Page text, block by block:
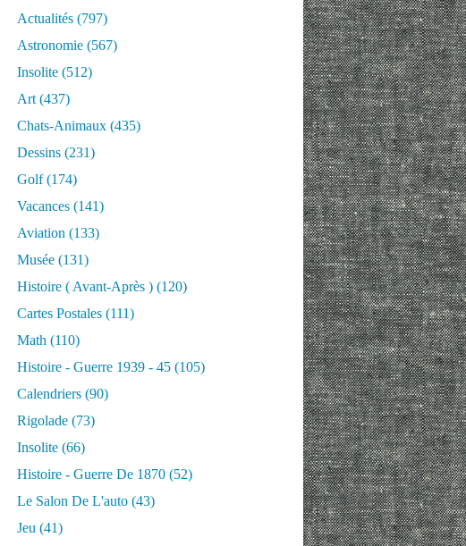
Actualités (797)
Astronomie (567)
Insolite (512)
Art (437)
Chats-Animaux (435)
Dessins (231)
Golf(174)
Vacances (141)
Aviation (133)
Musée (131)
Histoire ( Avant-Après ) (120)
Cartes Postales (111)
Math (110)
Histoire - Guerre 1939 - 45 (105)
Calendriers (90)
Rigolade (73)
Insolite (66)
Histoire - Guerre De 1870 (52)
Le Salon De L'auto (43)
Jeu (41)